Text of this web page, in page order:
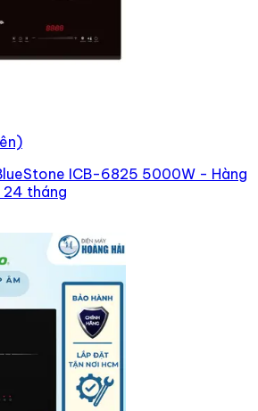
ICB-6825 5000W - Hàng
24 tháng